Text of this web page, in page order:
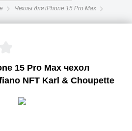
Чехлы для iPhone 15 Pro Max
15 Pro Max чехол
NFT Karl & Choupette